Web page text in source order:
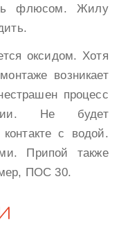
флюсом. Жилу
оксидом. Хотя
возникает
процесс
Не будет
с водой.
Припой также
ПОС 30.